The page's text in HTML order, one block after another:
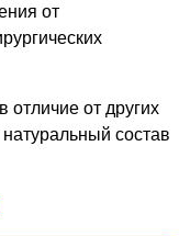
от
отличие от других
состав